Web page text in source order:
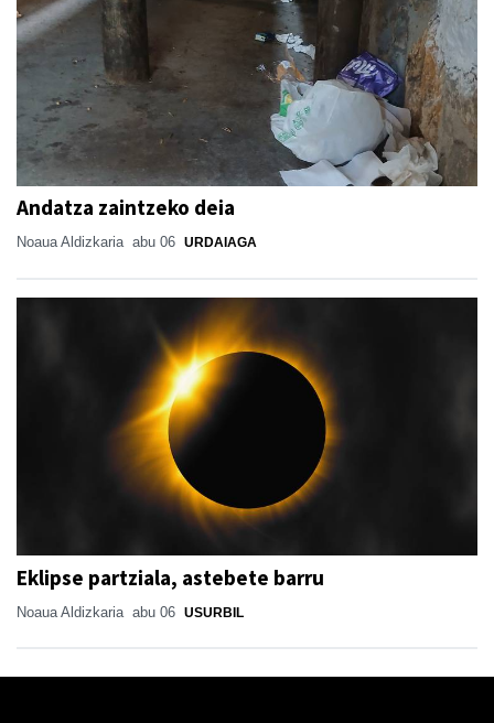
Andatza zaintzeko deia
Noaua Aldizkaria abu 06 URDAIAGA
Eklipse partziala, astebete barru
Noaua Aldizkaria abu 06 USURBIL